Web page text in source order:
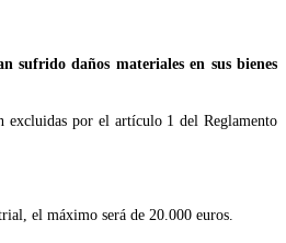
sufrido daños materiales en sus bienes
excluidas por el artículo 1 del Reglamento
el máximo será de 20.000 euros.